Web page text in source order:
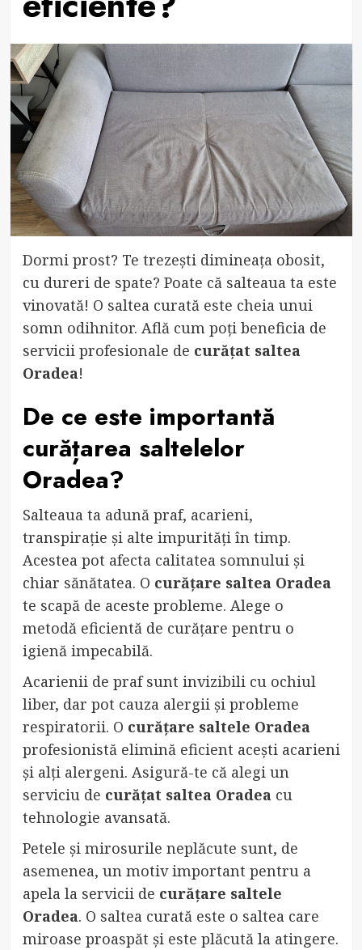
Dormi prost? Te trezești dimineața obosit,
cu dureri de spate? Poate că salteaua ta este
vinovată! O saltea curată este cheia unui
somn odihnitor. Află cum poți beneficia de
servicii profesionale de curățat saltea
Oradea!
De ce este importantă
curățarea saltelelor
Oradea?
Salteaua ta adună praf, acarieni,
transpirație și alte impurități în timp.
Acestea pot afecta calitatea somnului și
chiar sănătatea. O curățare saltea Oradea
te scapă de aceste probleme. Alege o
metodă eficientă de curățare pentru o
igienă impecabilă.
Acarienii de praf sunt invizibili cu ochiul
liber, dar pot cauza alergii și probleme
respiratorii. O curățare saltele Oradea
profesionistă elimină eficient acești acarieni
și alți alergeni. Asigură-te că alegi un
serviciu de curățat saltea Oradeacu
tehnologie avansată.
Petele și mirosurile neplăcute sunt, de
asemenea, un motiv important pentru a
apela la servicii de curățare saltele
Oradea. O saltea curată este o saltea care
miroase proaspăt și este plăcută la atingere.